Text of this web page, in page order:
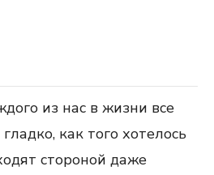
из нас в жизни все
как того хотелось
стороной даже